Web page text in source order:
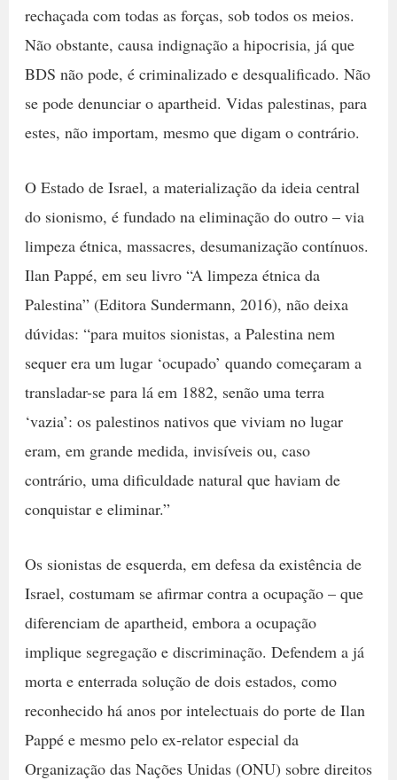
rechaçada com todas as forças, sob todos os meios.
Não obstante, causa indignação a hipocrisia, já que
BDS não pode, é criminalizado e desqualificado. Não
se pode denunciar o apartheid. Vidas palestinas, para
estes, não importam, mesmo que digam o contrário.
O Estado de Israel, a materialização da ideia central
do sionismo, é fundado na eliminação do outro – via
limpeza étnica, massacres, desumanização contínuos.
Ilan Pappé, em seu livro “A limpeza étnica da
Palestina” (Editora Sundermann, 2016), não deixa
dúvidas: “para muitos sionistas, a Palestina nem
sequer era um lugar ‘ocupado’ quando começaram a
transladar-se para lá em 1882, senão uma terra
‘vazia’: os palestinos nativos que viviam no lugar
eram, em grande medida, invisíveis ou, caso
contrário, uma dificuldade natural que haviam de
conquistar e eliminar.”
Os sionistas de esquerda, em defesa da existência de
Israel, costumam se afirmar contra a ocupação – que
diferenciam de apartheid, embora a ocupação
implique segregação e discriminação. Defendem a já
morta e enterrada solução de dois estados, como
reconhecido há anos por intelectuais do porte de Ilan
Pappé e mesmo pelo ex-relator especial da
Organização das Nações Unidas (ONU) sobre direitos